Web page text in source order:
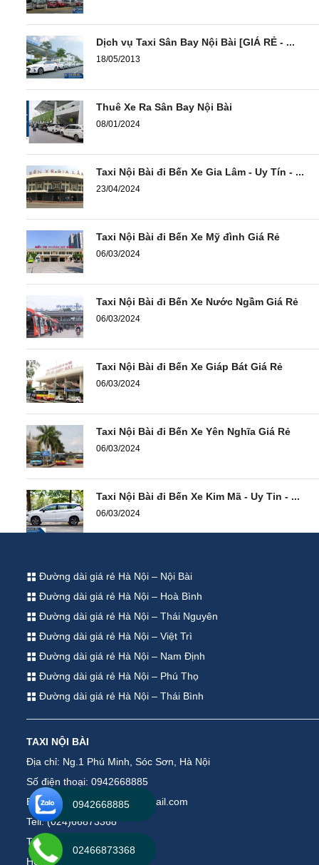
Dịch vụ Taxi Sân Bay Nội Bài [GIÁ RẺ - ...
18/05/2013
Thuê Xe Ra Sân Bay Nội Bài
08/01/2024
Taxi Nội Bài đi Bến Xe Gia Lâm - Uy Tín - ...
23/04/2024
Taxi Nội Bài đi Bến Xe Mỹ đình Giá Rẻ
06/03/2024
Taxi Nội Bài đi Bến Xe Nước Ngầm Giá Rẻ
06/03/2024
Taxi Nội Bài đi Bến Xe Giáp Bát Giá Rẻ
06/03/2024
Taxi Nội Bài đi Bến Xe Yên Nghĩa Giá Rẻ
06/03/2024
Taxi Nội Bài đi Bến Xe Kim Mã - Uy Tin - ...
06/03/2024
Đường dài giá rẻ Hà Nội – Nội Bài
Đường dài giá rẻ Hà Nội – Hoà Bình
Đường dài giá rẻ Hà Nội – Thái Nguyên
Đường dài giá rẻ Hà Nội – Việt Trì
Đường dài giá rẻ Hà Nội – Nam Định
Đường dài giá rẻ Hà Nội – Phú Thọ
Đường dài giá rẻ Hà Nội – Thái Bình
TAXI NỘI BÀI
Địa chỉ: Ng.1 Phú Minh, Sóc Sơn, Hà Nội
Số điện thoại: 0942668885
Email: taxinoibaiservice@gmail.com
Tell: (024)66873368
Tell: (035)2448000
Hotline : 0942668885
0942668885
02466873368